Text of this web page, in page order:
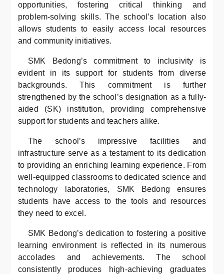
opportunities, fostering critical thinking and
problem-solving skills. The school’s location also
allows students to easily access local resources
and community initiatives.
SMK Bedong’s commitment to inclusivity is
evident in its support for students from diverse
backgrounds. This commitment is further
strengthened by the school’s designation as a fully-
aided (SK) institution, providing comprehensive
support for students and teachers alike.
The school’s impressive facilities and
infrastructure serve as a testament to its dedication
to providing an enriching learning experience. From
well-equipped classrooms to dedicated science and
technology laboratories, SMK Bedong ensures
students have access to the tools and resources
they need to excel.
SMK Bedong’s dedication to fostering a positive
learning environment is reflected in its numerous
accolades and achievements. The school
consistently produces high-achieving graduates